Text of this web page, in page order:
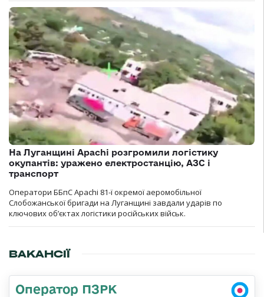
На Луганщині Apachi розгромили логістику
окупантів: уражено електростанцію, АЗС і
транспорт
Оператори ББпС Apachi 81-ї окремої аеромобільної
Слобожанської бригади на Луганщині завдали ударів по
ключових об’єктах логістики російських військ.
ВАКАНСІЇ
Оператор ПЗРК